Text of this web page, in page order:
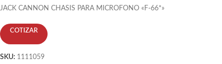
JACK CANNON CHASIS PARA MICROFONO «F-66*»
COTIZAR
SKU: 1111059